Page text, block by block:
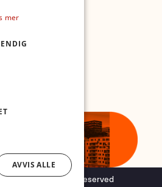
Foto.no - All rights reserved
mer
AVVIS ALLE